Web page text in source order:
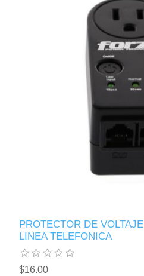
PROTECTOR DE
LINEA TELEFONICA
$16.00